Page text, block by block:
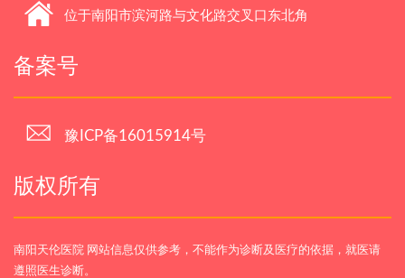
位于南阳市滨河路与文化路交叉口东北角
备案号
豫ICP备16015914号
版权所有
南阳天伦医院 网站信息仅供参考，不能作为诊断及医疗的依据，就医请
遵照医生诊断。